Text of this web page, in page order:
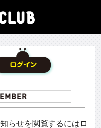
らせを閲覧するにはロ